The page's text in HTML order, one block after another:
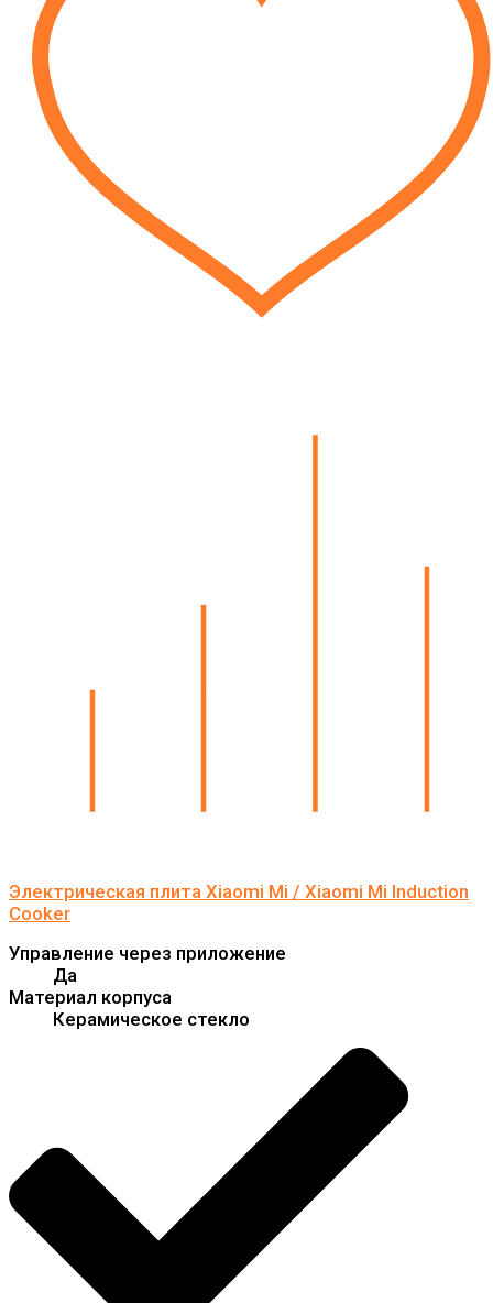
Электрическая плита Xiaomi Mi / Xiaomi Mi Induction
Cooker
Управление через приложение
Да
Материал корпуса
Керамическое стекло